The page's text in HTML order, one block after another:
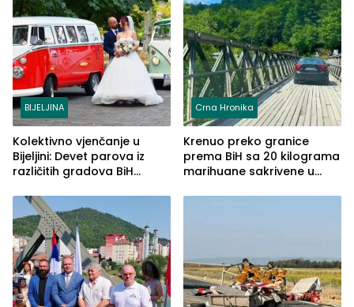
BIJELJINA
Kolektivno vjenčanje u
Bijeljini: Devet parova iz
različitih gradova BiH
Crna Hronika
Krenuo preko granice
prema BiH sa 20 kilograma
marihuane sakrivene u